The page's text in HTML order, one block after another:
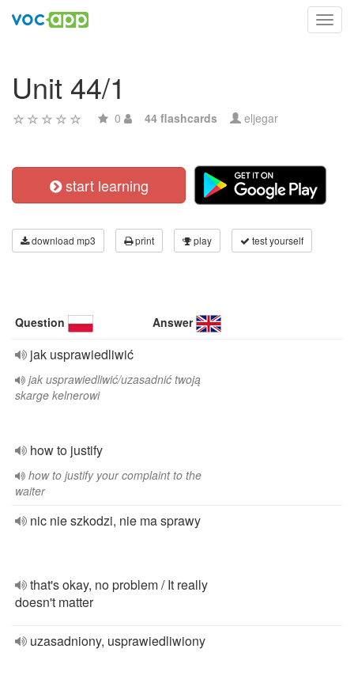
Unit 44/1
0 44 flashcards eljegar
start learning
download mp3 print play test yourself
Question Answer
jak usprawiedliwić
jak usprawiedliwić/uzasadnić twoją
skarge kelnerowi
how to justify
how to justify your complaint to the
waiter
nic nie szkodzi, nie ma sprawy
that's okay, no problem / It really
doesn't matter
uzasadniony, usprawiedliwiony